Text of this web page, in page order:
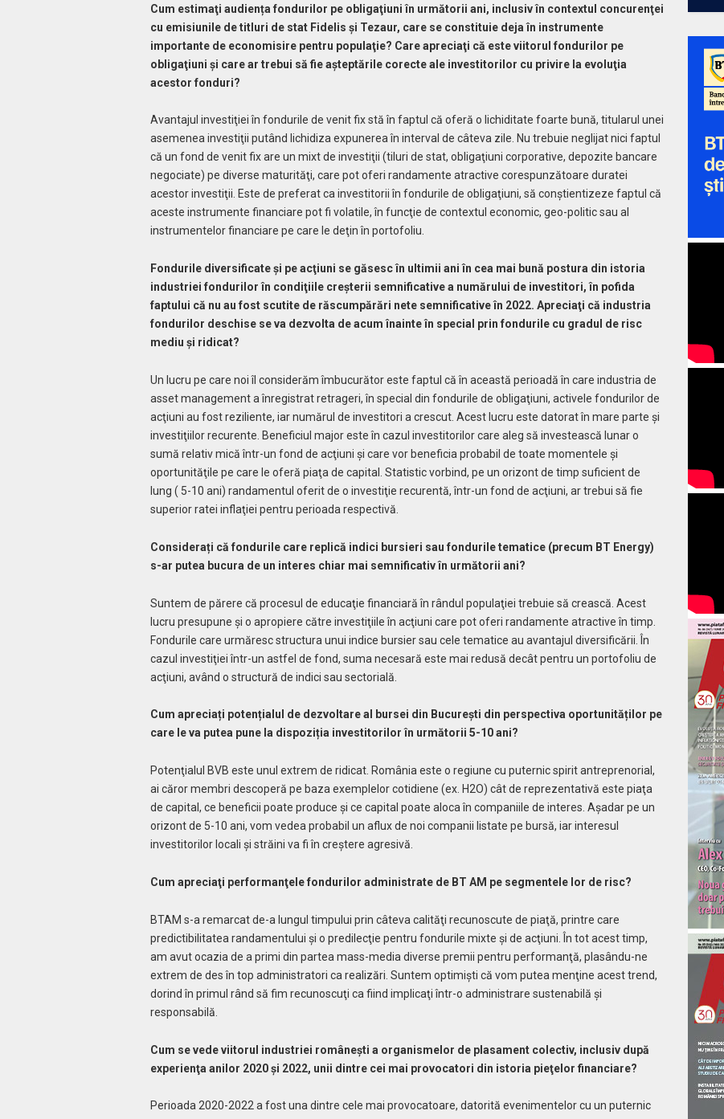
Cum estimaţi audiența fondurilor pe obligaţiuni în următorii ani, inclusiv în contextul concurenţei
cu emisiunile de titluri de stat Fidelis şi Tezaur, care se constituie deja în instrumente
importante de economisire pentru populaţie? Care apreciaţi că este viitorul fondurilor pe
obligaţiuni şi care ar trebui să fie aşteptările corecte ale investitorilor cu privire la evoluţia
acestor fonduri?
Avantajul investiţiei în fondurile de venit fix stă în faptul că oferă o lichiditate foarte bună, titularul unei
asemenea investiţii putând lichidiza expunerea în interval de câteva zile. Nu trebuie neglijat nici faptul
că un fond de venit fix are un mixt de investiţii (tiluri de stat, obligaţiuni corporative, depozite bancare
negociate) pe diverse maturităţi, care pot oferi randamente atractive corespunzătoare duratei
acestor investiţii. Este de preferat ca investitorii în fondurile de obligaţiuni, să conştientizeze faptul că
aceste instrumente financiare pot fi volatile, în funcţie de contextul economic, geo-politic sau al
instrumentelor financiare pe care le deţin în portofoliu.
Fondurile diversificate şi pe acţiuni se găsesc în ultimii ani în cea mai bună postura din istoria
industriei fondurilor în condiţiile creşterii semnificative a numărului de investitori, în pofida
faptului că nu au fost scutite de răscumpărări nete semnificative în 2022. Apreciaţi că industria
fondurilor deschise se va dezvolta de acum înainte în special prin fondurile cu gradul de risc
mediu şi ridicat?
Un lucru pe care noi îl considerăm îmbucurător este faptul că în această perioadă în care industria de
asset management a înregistrat retrageri, în special din fondurile de obligaţiuni, activele fondurilor de
acţiuni au fost reziliente, iar numărul de investitori a crescut. Acest lucru este datorat în mare parte şi
investiţiilor recurente. Beneficiul major este în cazul investitorilor care aleg să investească lunar o
sumă relativ mică într-un fond de acţiuni şi care vor beneficia probabil de toate momentele şi
oportunităţile pe care le oferă piaţa de capital. Statistic vorbind, pe un orizont de timp suficient de
lung ( 5-10 ani) randamentul oferit de o investiţie recurentă, într-un fond de acţiuni, ar trebui să fie
superior ratei inflaţiei pentru perioada respectivă.
Considerați că fondurile care replică indici bursieri sau fondurile tematice (precum BT Energy)
s-ar putea bucura de un interes chiar mai semnificativ în următorii ani?
Suntem de părere că procesul de educaţie financiară în rândul populaţiei trebuie să crească. Acest
lucru presupune şi o apropiere către investiţiile în acţiuni care pot oferi randamente atractive în timp.
Fondurile care urmăresc structura unui indice bursier sau cele tematice au avantajul diversificării. În
cazul investiţiei într-un astfel de fond, suma necesară este mai redusă decât pentru un portofoliu de
acţiuni, având o structură de indici sau sectorială.
Cum apreciați potențialul de dezvoltare al bursei din București din perspectiva oportunităților pe
care le va putea pune la dispoziția investitorilor în următorii 5-10 ani?
Potenţialul BVB este unul extrem de ridicat. România este o regiune cu puternic spirit antreprenorial,
ai căror membri descoperă pe baza exemplelor cotidiene (ex. H2O) cât de reprezentativă este piaţa
de capital, ce beneficii poate produce şi ce capital poate aloca în companiile de interes. Aşadar pe un
orizont de 5-10 ani, vom vedea probabil un aflux de noi companii listate pe bursă, iar interesul
investitorilor locali şi străini va fi în creştere agresivă.
Cum apreciaţi performanţele fondurilor administrate de BT AM pe segmentele lor de risc?
BTAM s-a remarcat de-a lungul timpului prin câteva calităţi recunoscute de piaţă, printre care
predictibilitatea randamentului şi o predilecţie pentru fondurile mixte şi de acţiuni. În tot acest timp,
am avut ocazia de a primi din partea mass-media diverse premii pentru performanţă, plasându-ne
extrem de des în top administratori ca realizări. Suntem optimişti că vom putea menţine acest trend,
dorind în primul rând să fim recunoscuţi ca fiind implicaţi într-o administrare sustenabilă şi
responsabilă.
Cum se vede viitorul industriei româneşti a organismelor de plasament colectiv, inclusiv după
experienţa anilor 2020 şi 2022, unii dintre cei mai provocatori din istoria pieţelor financiare?
Perioada 2020-2022 a fost una dintre cele mai provocatoare, datorită evenimentelor cu un puternic